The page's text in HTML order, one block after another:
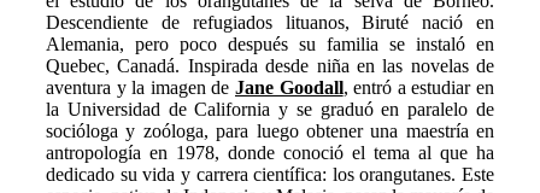
Descendiente de refugiados lituanos, Biruté nació en
Alemania, pero poco después su familia se instaló en
Quebec, Canadá. Inspirada desde niña en las novelas de
aventura y la imagen de Jane Goodall, entró a estudiar en
la Universidad de California y se graduó en paralelo de
socióloga y zoóloga, para luego obtener una maestría en
antropología en 1978, donde conoció el tema al que ha
dedicado su vida y carrera científica: los orangutanes. Este